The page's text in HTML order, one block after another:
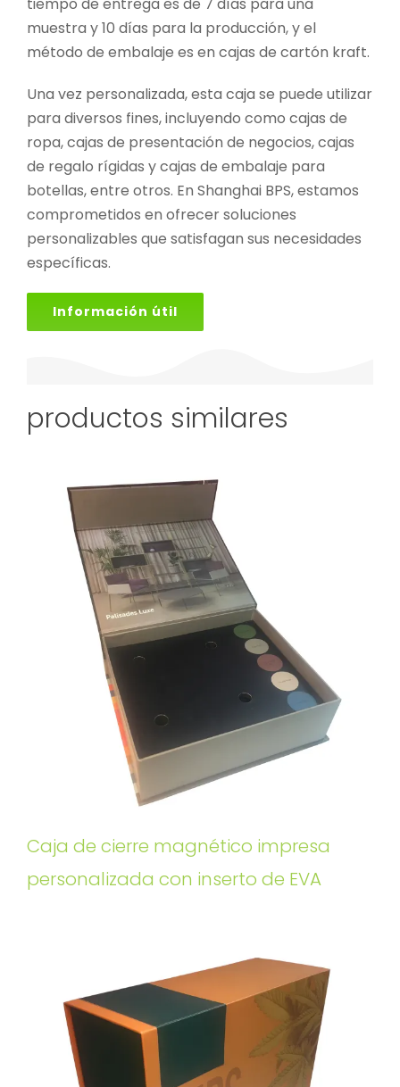
muestra y 10 días para la producción, y el
método de embalaje es en cajas de cartón kraft.
Una vez personalizada, esta caja se puede utilizar
para diversos fines, incluyendo como cajas de
ropa, cajas de presentación de negocios, cajas
de regalo rígidas y cajas de embalaje para
botellas, entre otros. En Shanghai BPS, estamos
comprometidos en ofrecer soluciones
personalizables que satisfagan sus necesidades
específicas.
Información útil
productos similares
Caja de cierre magnético impresa
personalizada con inserto de EVA